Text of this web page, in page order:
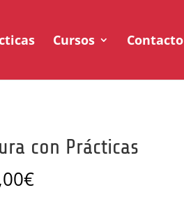
Cursos Contacto
con Prácticas
€